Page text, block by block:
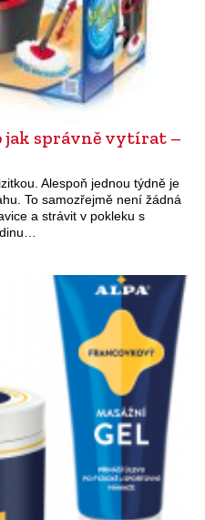
jak správně vytírat –
Alespoň jednou týdně je
To samozřejmě není žádná
a strávit v pokleku s